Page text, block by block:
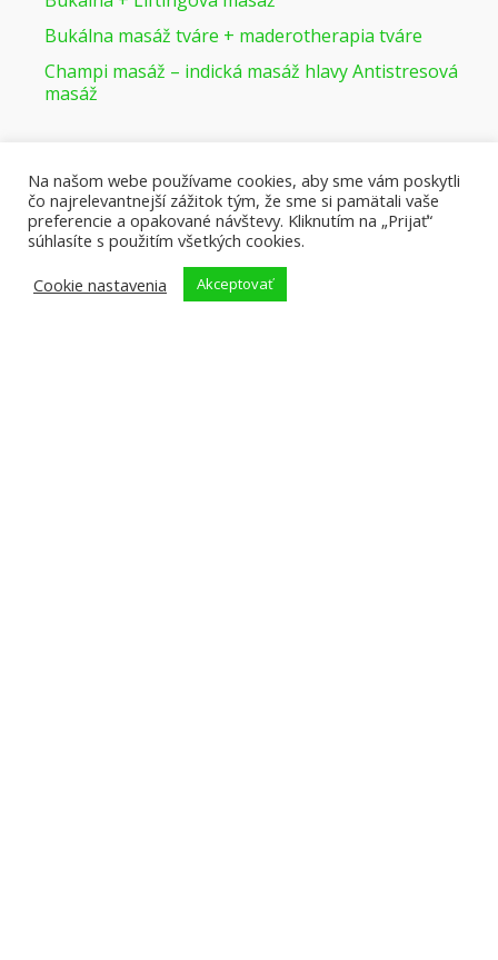
ACCESS BARS
Ajurvédska masáž - Abhyanga
Ajurvédska masáž - Udwarthanam
Antimigrenózna – antistresová masáž
Na našom webe používame cookies, aby sme vám poskytli
čo najrelevantnejší zážitok tým, že sme si pamätali vaše
preferencie a opakované návštevy. Kliknutím na „Prijať“
súhlasíte s použitím všetkých cookies.
Cookie nastavenia
Akceptovať